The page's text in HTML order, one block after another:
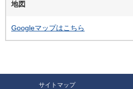
地図
Googleマップはこちら
サイトマップ